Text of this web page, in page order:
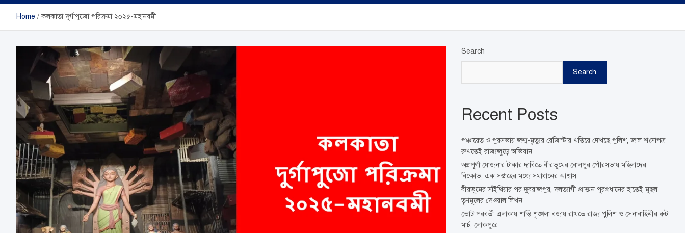
Home কলকাতা দুর্গাপুজো পরিক্রমা ২০২৫-মহানবমী
Search
Search
Recent Posts
পঞ্চায়েত ও পুরসভায় জন্ম-মৃত্যুর রেজিস্টার খতিয়ে দেখছে পুলিশ, জাল শংসাপত্র
রুখতেই রাজ্যজুড়ে অভিযান
অন্নপূর্ণা যোজনার টাকার দাবিতে বীরভূমের বোলপুর পৌরসভায় মহিলাদের
বিক্ষোভ, এক সপ্তাহের মধ্যে সমাধানের আশ্বাস
বীরভূমের সাঁইথিয়ার পর দুবরাজপুর, দলত্যাগী প্রাক্তন পুরপ্রধানের হাতেই মুছল
তৃণমূলের দেওয়াল লিখন
ভোট পরবর্তী এলাকায় শান্তি শৃঙ্খলা বজায় রাখতে রাজ্য পুলিশ ও সেনাবাহিনীর রুট
মার্চ, লোকপুরে